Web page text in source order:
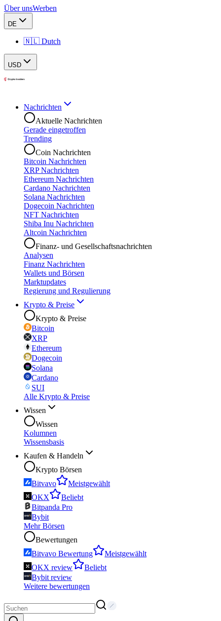
Über unsWerben
DE
🇳🇱 Dutch
USD
Nachrichten
Aktuelle Nachrichten
Gerade eingetroffen
Trending
Coin Nachrichten
Bitcoin Nachrichten
XRP Nachrichten
Ethereum Nachrichten
Cardano Nachrichten
Solana Nachrichten
Dogecoin Nachrichten
NFT Nachrichten
Shiba Inu Nachrichten
Altcoin Nachrichten
Finanz- und Gesellschaftsnachrichten
Analysen
Finanz Nachrichten
Wallets und Börsen
Marktupdates
Regierung und Regulierung
Krypto & Preise
Krypto & Preise
Bitcoin
XRP
Ethereum
Dogecoin
Solana
Cardano
SUI
Alle Krypto & Preise
Wissen
Wissen
Kolumnen
Wissensbasis
Kaufen & Handeln
Krypto Börsen
Bitvavo
Meistgewählt
OKX
Beliebt
Bitpanda Pro
Bybit
Mehr Börsen
Bewertungen
Bitvavo Bewertung
Meistgewählt
OKX review
Beliebt
Bybit review
Weitere bewertungen